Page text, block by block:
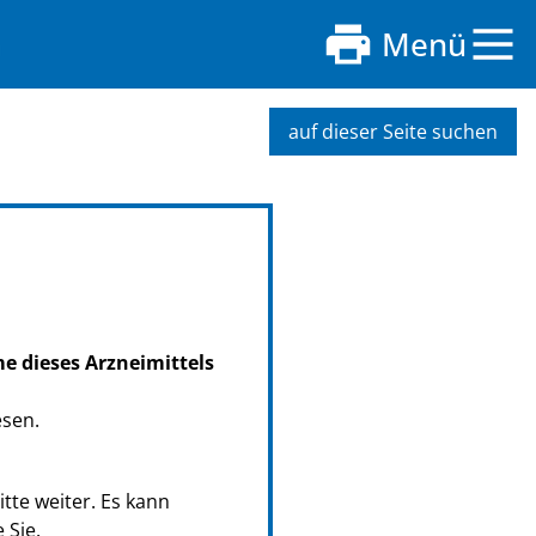
Menü
auf dieser Seite suchen
dieses Arzneimittels
weiter. Es kann
Sie.